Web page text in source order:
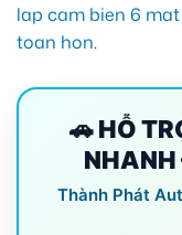
lap cam bien 6
toan hon.
🚗 HỖ
NHANH
Thành Phát